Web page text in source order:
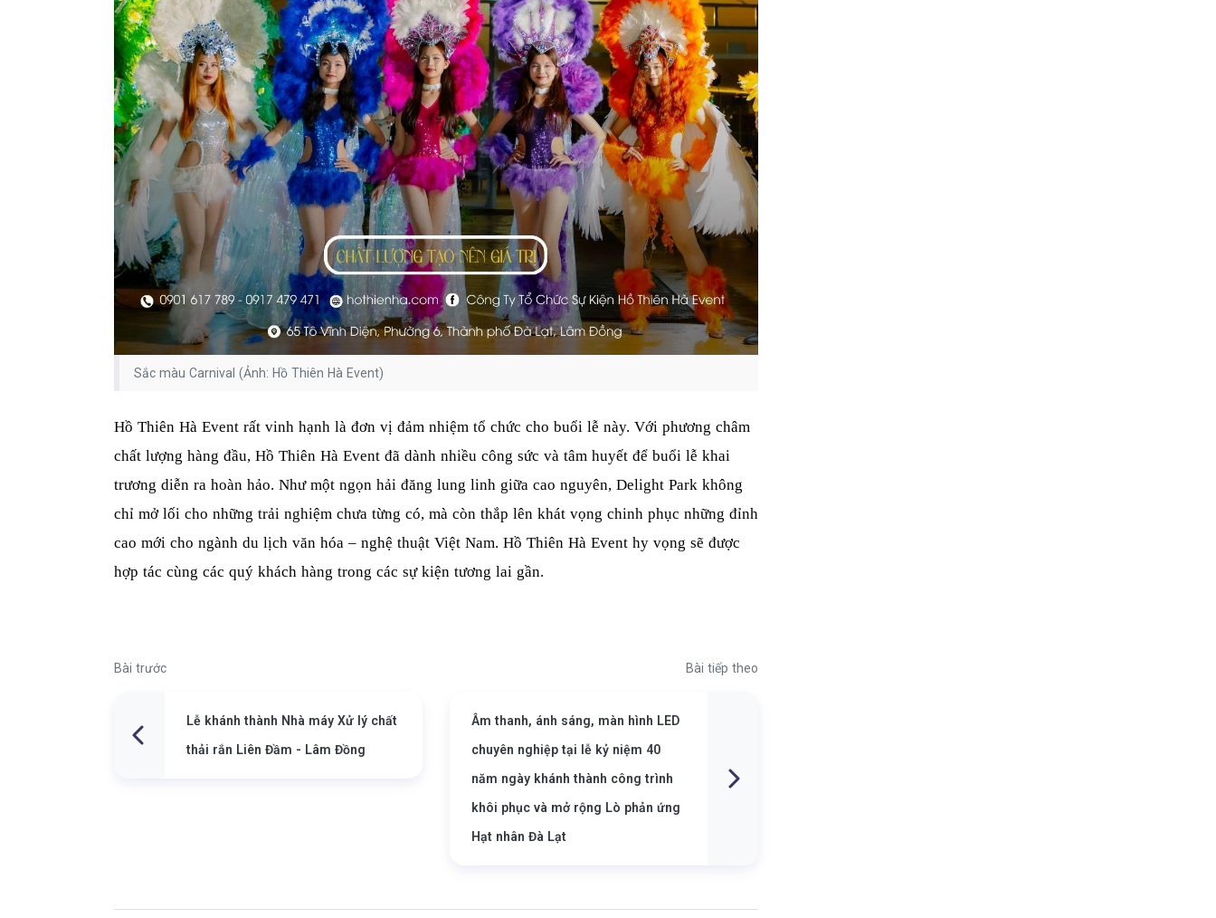
Sắc màu Carnival (Ảnh: Hồ Thiên Hà Event)
Hồ Thiên Hà Event rất vinh hạnh là đơn vị đảm nhiệm tổ chức cho buổi lễ này. Với phương châm
chất lượng hàng đầu, Hồ Thiên Hà Event đã dành nhiều công sức và tâm huyết để buổi lễ khai
trương diễn ra hoàn hảo. Như một ngọn hải đăng lung linh giữa cao nguyên, Delight Park không
chỉ mở lối cho những trải nghiệm chưa từng có, mà còn thắp lên khát vọng chinh phục những đỉnh
cao mới cho ngành du lịch văn hóa – nghệ thuật Việt Nam. Hồ Thiên Hà Event hy vọng sẽ được
hợp tác cùng các quý khách hàng trong các sự kiện tương lai gần.
Bài trước
Lễ khánh thành Nhà máy Xử lý chất
thải rắn Liên Đầm - Lâm Đồng
Bài tiếp theo
Âm thanh, ánh sáng, màn hình LED
chuyên nghiệp tại lễ kỷ niệm 40
năm ngày khánh thành công trình
khôi phục và mở rộng Lò phản ứng
Hạt nhân Đà Lạt